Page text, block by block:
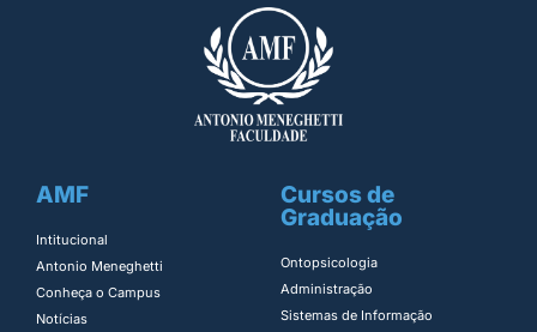
AMF
Intitucional
Antonio Meneghetti
Conheça o Campus
Notícias
Cursos de
Graduação
Ontopsicologia ​
Administração​
Sistemas de Informação​